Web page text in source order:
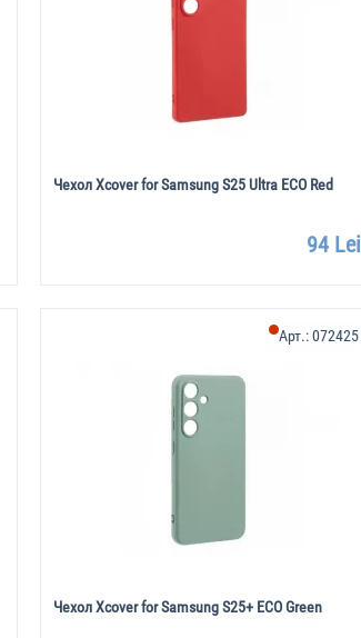
Чехол Xcover for Samsung S25 Ultra ECO Red
94 Lei
Чехол Xcover for Samsung S25+ ECO Green
Арт.:072425